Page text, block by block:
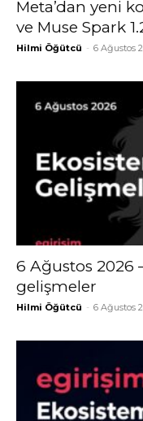
Meta’dan yeni
ve Muse Spark
Hilmi Öğütcü - 6 Ağustos
6 Ağustos 2026
gelişmeler
Hilmi Öğütcü - 6 Ağustos